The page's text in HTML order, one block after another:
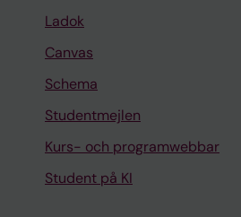
Ladok
Canvas
Schema
Studentmejlen
Kurs- och programwebbar
Student på KI